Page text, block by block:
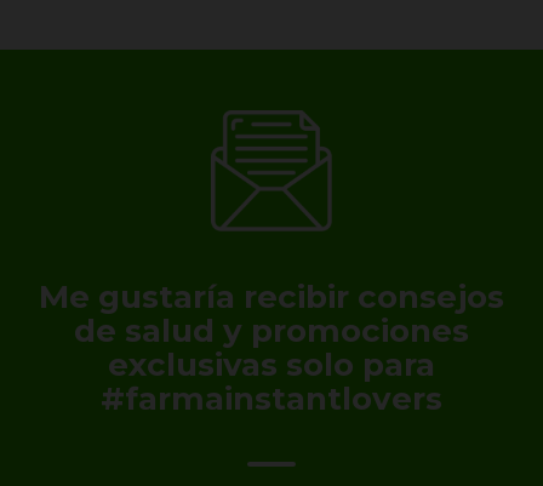
Me gustaría recibir consejos
de salud y promociones
exclusivas solo para
#farmainstantlovers